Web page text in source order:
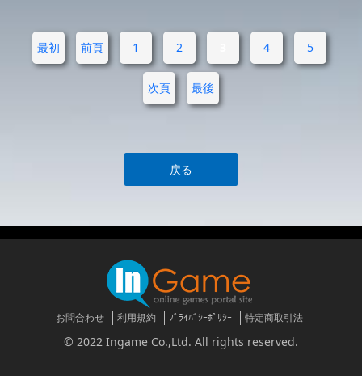
最初 前頁 1 2 4 5
次頁 最後
戻る
お問合わせ 利用規約 ﾌﾟﾗｲﾊﾞｼｰﾎﾟﾘｼｰ 特定商取引法
© 2022 Ingame Co.,Ltd. All rights reserved.